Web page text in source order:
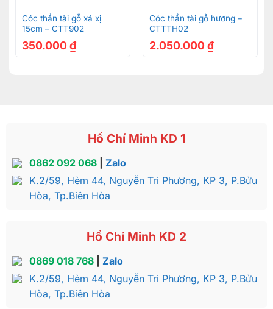
Cóc thần tài gỗ xá xị
15cm – CTT902
350.000 ₫
Cóc thần tài gỗ hương –
CTTTH02
2.050.000 ₫
Hồ Chí Minh KD 1
0862 092 068| Zalo
K.2/59, Hẻm 44, Nguyễn Tri Phương, KP 3, P.Bửu
Hòa, Tp.Biên Hòa
Hồ Chí Minh KD 2
0869 018 768| Zalo
K.2/59, Hẻm 44, Nguyễn Tri Phương, KP 3, P.Bửu
Hòa, Tp.Biên Hòa